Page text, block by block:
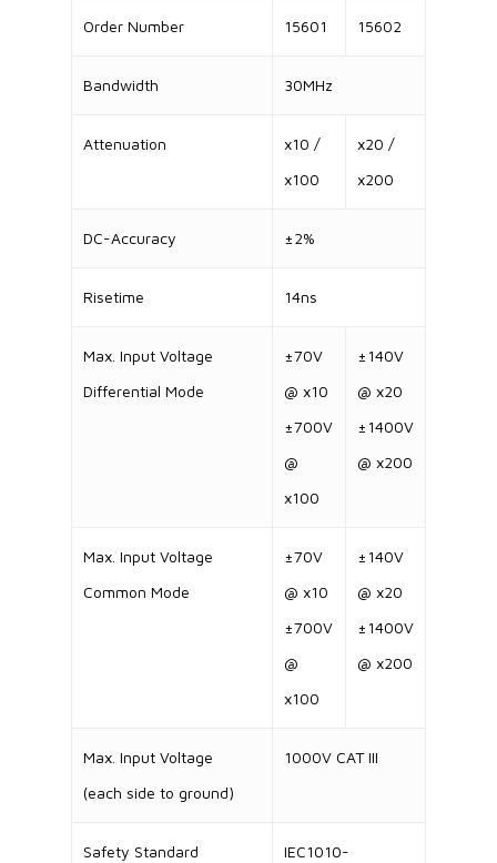
Order Number 15601 15602
Bandwidth 30MHz
Attenuation
x10 /
x100
x20 /
x200
DC-Accuracy ±2%
Risetime 14ns
Max. Input Voltage
Differential Mode
±70V
@ x10
±700V
@
x100
±140V
@ x20
±1400V
@ x200
Max. Input Voltage
Common Mode
±70V
@ x10
±700V
@
x100
±140V
@ x20
±1400V
@ x200
Max. Input Voltage
(each side to ground)
1000V CAT III
Safety Standard
IEC1010-